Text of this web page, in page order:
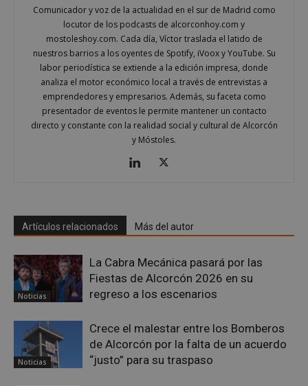
Comunicador y voz de la actualidad en el sur de Madrid como
locutor de los podcasts de alcorconhoy.com y
mostoleshoy.com. Cada día, Víctor traslada el latido de
nuestros barrios a los oyentes de Spotify, iVoox y YouTube. Su
labor periodística se extiende a la edición impresa, donde
analiza el motor económico local a través de entrevistas a
emprendedores y empresarios. Además, su faceta como
presentador de eventos le permite mantener un contacto
directo y constante con la realidad social y cultural de Alcorcón
y Móstoles.
Artículos relacionados Más del autor
Noticias
La Cabra Mecánica pasará por las
Fiestas de Alcorcón 2026 en su
regreso a los escenarios
Noticias
Crece el malestar entre los Bomberos
de Alcorcón por la falta de un acuerdo
“justo” para su traspaso
Google
Privacy Policy